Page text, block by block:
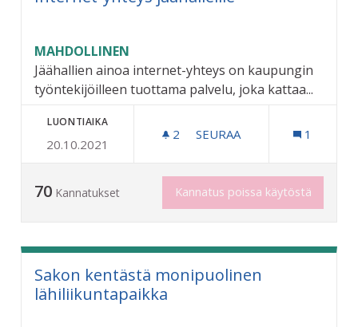
MAHDOLLINEN
Jäähallien ainoa internet-yhteys on kaupungin
työntekijöilleen tuottama palvelu, joka kattaa...
LUONTIAIKA
20.10.2021
2 2 SEURAAJAA
SEURAA 1
70 Kannatukset Kannatus poissa käytöstä
Sakon kentästä monipuolinen
lähiliikuntapaikka